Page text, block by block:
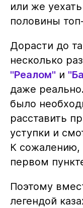
или же
половины
Дорасти до
несколько
"Реалом" и
даже
было
расставить
уступки и
К сожалению,
первом
Поэтому
легендой